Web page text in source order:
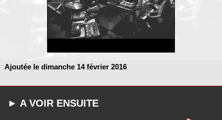
Ajoutée le dimanche 14 février 2016
► A VOIR ENSUITE